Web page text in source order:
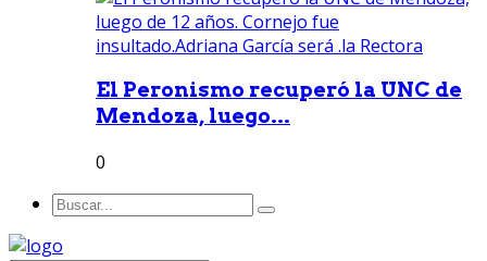
El Peronismo recuperó la UNC de
Mendoza, luego...
0